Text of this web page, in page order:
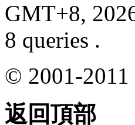
GMT+8,
8 queries .
© 2001-2011
返回頂部